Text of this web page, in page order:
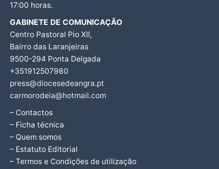
17:00 horas.
GABINETE DE COMUNICAÇÃO
Centro Pastoral Pio XII,
Bairro das Laranjeiras
9500-294 Ponta Delgada
+351912507980
press@diocesedeangra.pt
carmorodeia@hotmail.com
– Contactos
– Ficha técnica
– Quem somos
– Estatuto Editorial
– Termos e Condições de utilização